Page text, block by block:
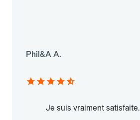
Phil&A A.
Je suis vraiment satisfaite.